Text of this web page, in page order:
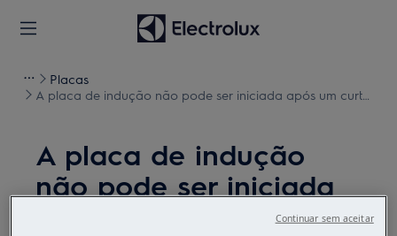
Placas
A placa de indução não pode ser iniciada após um curto-
A placa de indução
não pode ser iniciada
após um curto-circuito
Continuar sem aceitar